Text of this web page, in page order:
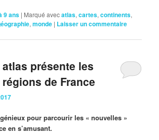
9 ans | Marqué avecatlas,cartes,continents,
,monde | Laisser un commentaire
présente les
de France
pour parcourir les « nouvelles »
en s’amusant.